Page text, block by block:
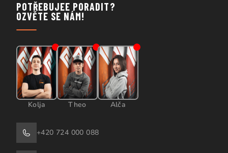
POTŘEBUJEE PORADIT?
OZVĚTE SE NÁM!
Kolja Theo Alča
+420 724 000 088